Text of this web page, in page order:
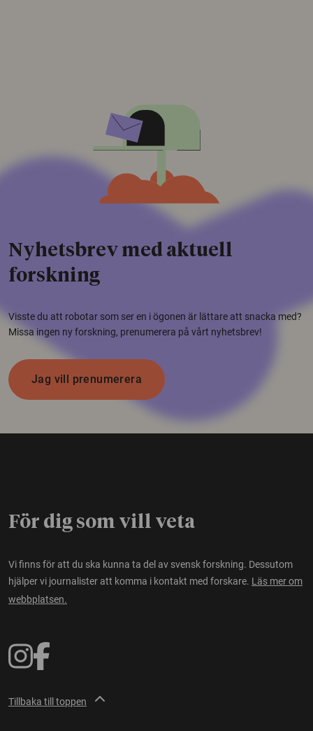
Nyhetsbrev med aktuell
forskning
Visste du att robotar som ser en i ögonen är lättare att snacka med?
Missa ingen ny forskning, prenumerera på vårt nyhetsbrev!
Jag vill prenumerera
För dig som vill veta
Vi finns för att du ska kunna ta del av svensk forskning. Dessutom
hjälper vi journalister att komma i kontakt med forskare. Läs mer om
webbplatsen.
Tillbaka till toppen